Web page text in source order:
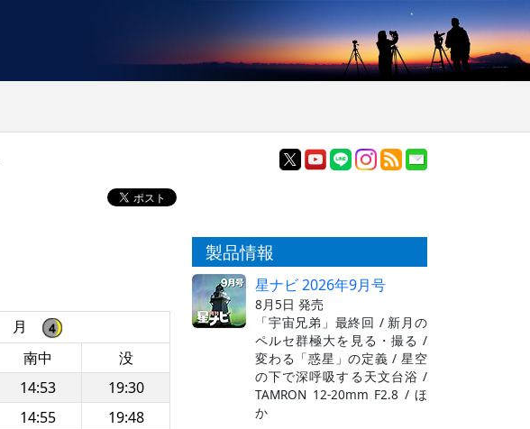
月
南中
没
14:53
19:30
14:55
19:48
製品情報
星ナビ 2026年9月号
8月5日 発売
「宇宙兄弟」最終回 / 新月の
ペルセ群極大を見る・撮る /
変わる「惑星」の定義 / 星空
の下で深呼吸する天文台浴 /
TAMRON 12-20mm F2.8 / ほ
か